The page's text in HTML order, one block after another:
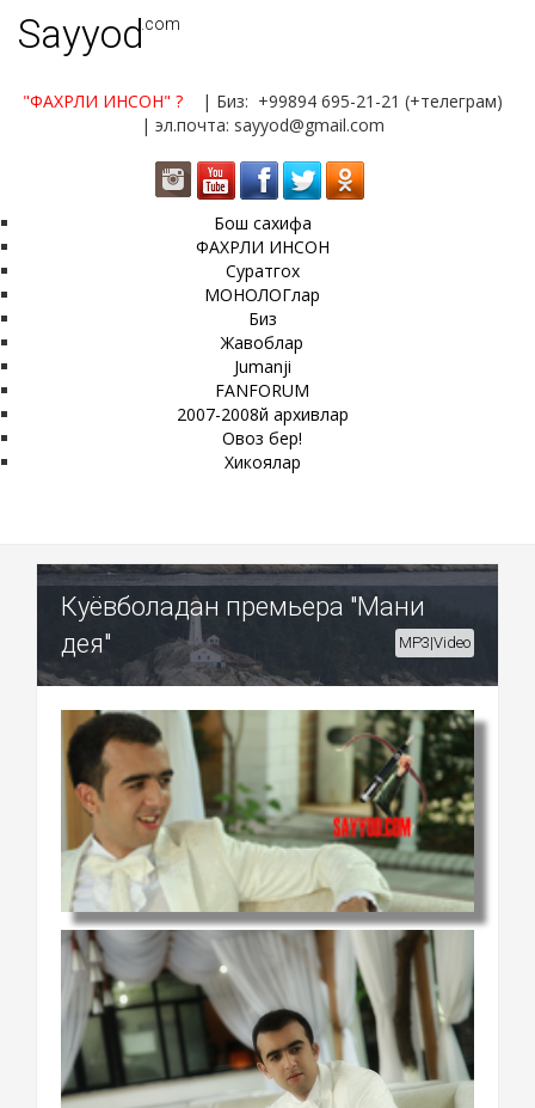
Sayyod.com
"ФАХРЛИ ИНСОН" ?
| Биз: +99894 695-21-21 (+телеграм)
| эл.почта: sayyod@gmail.com
Бош сахифа
ФАХРЛИ ИНСОН
Суратгох
МОНОЛОГлар
Биз
Жавоблар
Jumanji
FANFORUM
2007-2008й архивлар
Овоз бер!
Хикоялар
Куёвболадан премьера "Мани
дея"
MP3|Video